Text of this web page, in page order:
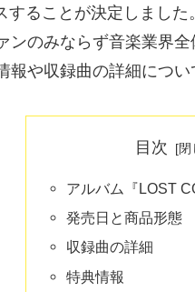
することが決定しまし
ンのみならず音楽業界
報や収録曲の詳細につい
目次
アルバム『LOST
発売日と商品形態
収録曲の詳細
特典情報